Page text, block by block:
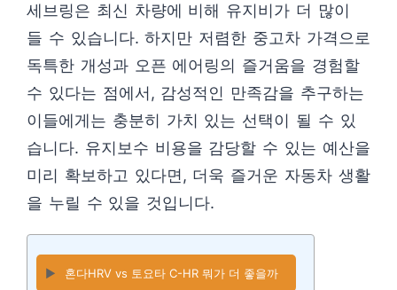
세브링은 최신 차량에 비해 유지비가 더 많이
들 수 있습니다. 하지만 저렴한 중고차 가격으로
독특한 개성과 오픈 에어링의 즐거움을 경험할
수 있다는 점에서, 감성적인 만족감을 추구하는
이들에게는 충분히 가치 있는 선택이 될 수 있
습니다. 유지보수 비용을 감당할 수 있는 예산을
미리 확보하고 있다면, 더욱 즐거운 자동차 생활
을 누릴 수 있을 것입니다.
▶️ 혼다HRV vs 토요타 C-HR 뭐가 더 좋을까